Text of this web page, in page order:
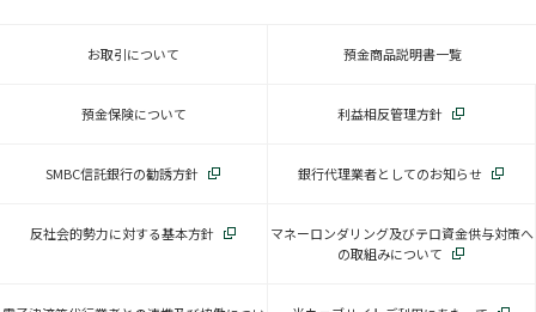
お取引について 預金商品説明書一覧
預金保険について 利益相反管理方針
SMBC信託銀行の勧誘方針 銀行代理業者としてのお知らせ
反社会的勢力に対する基本方針
マネーロンダリング及びテロ資金供与対策へ
の取組みについて